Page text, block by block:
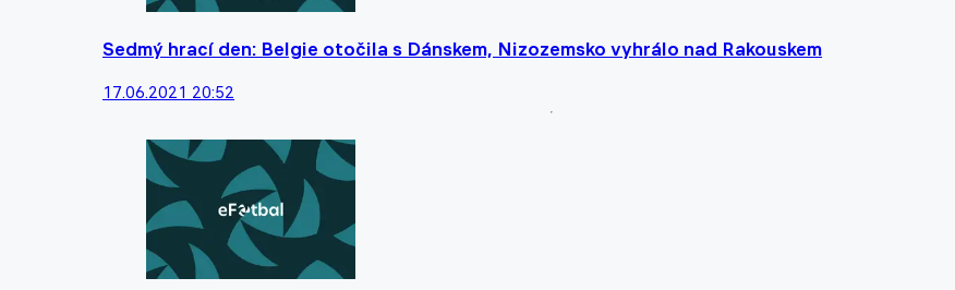
Sedmý hrací den: Belgie otočila s Dánskem, Nizozemsko vyhrálo nad Rakouskem
17.06.2021 20:52